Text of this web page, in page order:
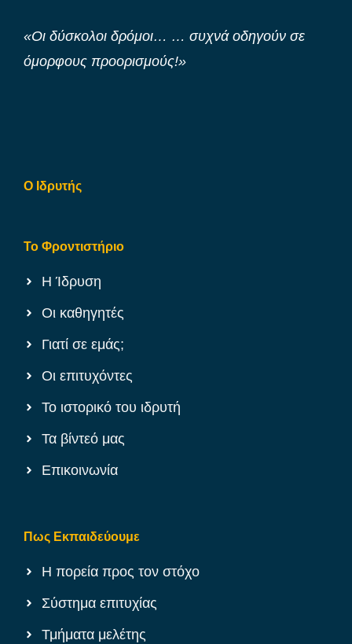
«Οι δύσκολοι δρόμοι… … συχνά οδηγούν σε
όμορφους προορισμούς!»
Ο Ιδρυτής
Το Φροντιστήριο
Η Ίδρυση
Οι καθηγητές
Γιατί σε εμάς;
Οι επιτυχόντες
Το ιστορικό του ιδρυτή
Τα βίντεό μας
Επικοινωνία
Πως Εκπαιδεύουμε
Η πορεία προς τον στόχο
Σύστημα επιτυχίας
Τμήματα μελέτης